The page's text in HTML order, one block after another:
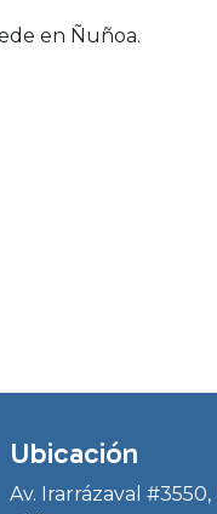
en Ñuñoa.
Ubicación
Av. Irarrázaval